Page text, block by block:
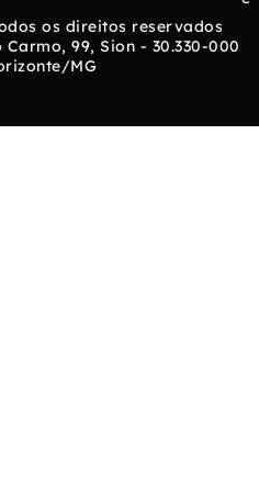
os direitos reservados
99, Sion - 30.330-000
MG